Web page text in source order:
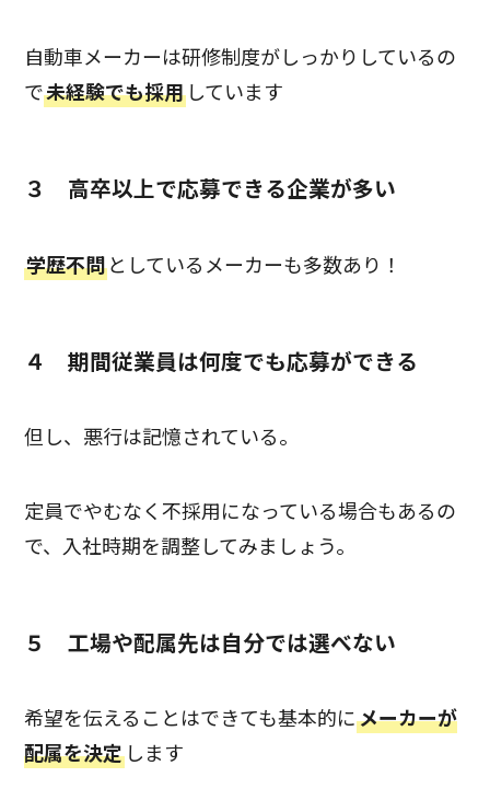
自動車メーカーは研修制度がしっかりしているの
で未経験でも採用 しています
３ 高卒以上で応募できる企業が多い
学歴不問としているメーカーも多数あり！
４ 期間従業員は何度でも応募ができる
但し、悪行は記憶されている。
定員でやむなく不採用になっている場合もあるの
で、入社時期を調整してみましょう。
５ 工場や配属先は自分では選べない
希望を伝えることはできても基本的にメーカーが
配属を決定 します